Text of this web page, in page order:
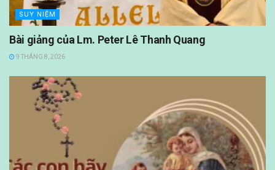
SUY NIỆM
Bài giảng của Lm. Peter Lê Thanh Quang
9 THÁNG 8, 2026